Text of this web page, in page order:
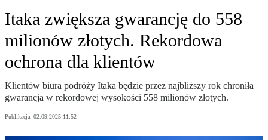
Itaka zwiększa gwarancję do 558
milionów złotych. Rekordowa
ochrona dla klientów
Klientów biura podróży Itaka będzie przez najbliższy rok chroniła
gwarancja w rekordowej wysokości 558 milionów złotych.
Publikacja: 02.09.2025 11:52